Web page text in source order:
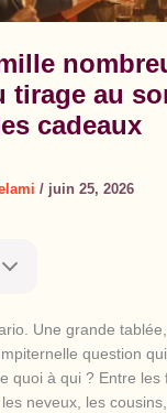
tirage au
cadeaux
/ juin 25, 2026
Une grande
question
quoi à qui ? Entre
neveux, les